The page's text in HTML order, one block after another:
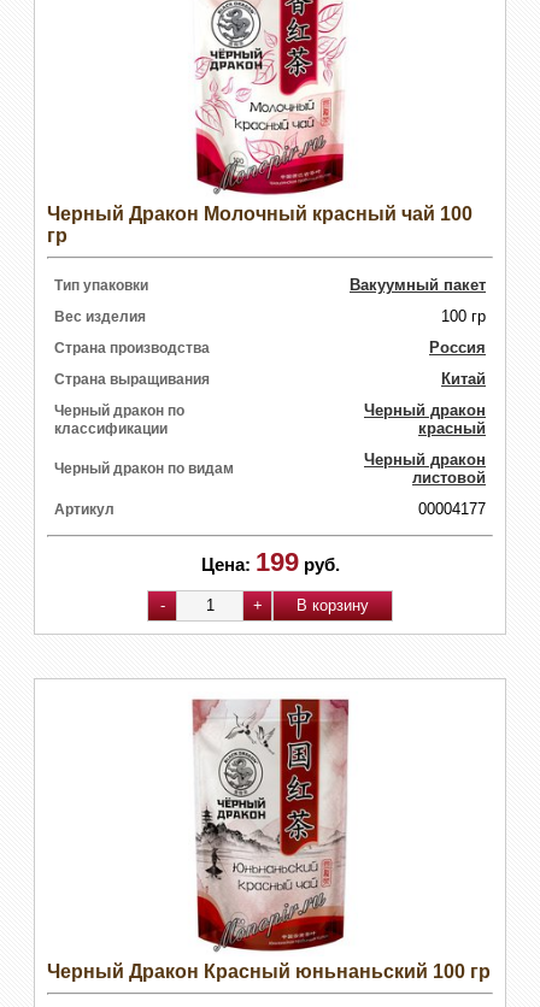
Черный Дракон Молочный красный чай 100
гр
Тип упаковки Вакуумный пакет
Вес изделия 100 гр
Страна производства Россия
Страна выращивания Китай
Черный дракон по
классификации
Черный дракон
красный
Черный дракон по видам
Черный дракон
листовой
Артикул 00004177
Цена: 199 руб.
Черный Дракон Красный юньнаньский 100 гр